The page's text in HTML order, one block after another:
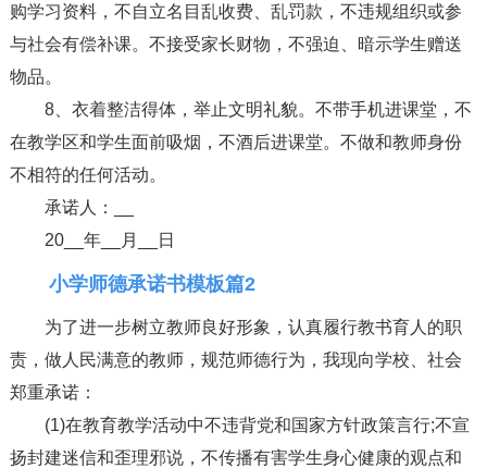
购学习资料，不自立名目乱收费、乱罚款，不违规组织或参
与社会有偿补课。不接受家长财物，不强迫、暗示学生赠送
物品。
8、衣着整洁得体，举止文明礼貌。不带手机进课堂，不
在教学区和学生面前吸烟，不酒后进课堂。不做和教师身份
不相符的任何活动。
承诺人：__
20__年__月__日
小学师德承诺书模板篇2
为了进一步树立教师良好形象，认真履行教书育人的职
责，做人民满意的教师，规范师德行为，我现向学校、社会
郑重承诺：
(1)在教育教学活动中不违背党和国家方针政策言行;不宣
扬封建迷信和歪理邪说，不传播有害学生身心健康的观点和